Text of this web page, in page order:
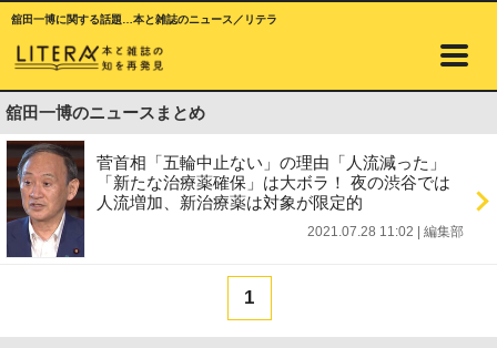
舘田一博に関する話題…本と雑誌のニュース／リテラ
舘田一博のニュースまとめ
菅首相「五輪中止ない」の理由「人流減った」
「新たな治療薬確保」は大ボラ！ 夜の渋谷では
人流増加、新治療薬は対象が限定的
2021.07.28 11:02 編集部
1